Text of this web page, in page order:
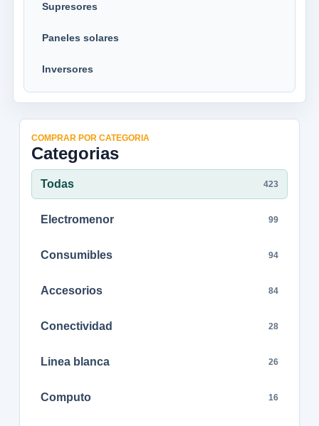
Supresores
Paneles solares
Inversores
COMPRAR POR CATEGORIA
Categorias
Todas 423
Electromenor 99
Consumibles 94
Accesorios 84
Conectividad 28
Linea blanca 26
Computo 16